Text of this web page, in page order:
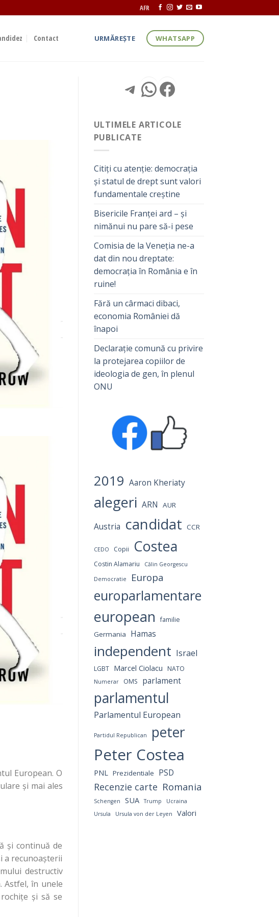
AFR
Contact URMĂREȘTE WHATSAPP
European. O
și mai ales
și continuă de
a recunoașterii
destructiv
Astfel, în unele
și să se
Telegram
WhatsApp
ULTIMELE ARTICOLE
PUBLICATE
Citiți cu atenție: democrația
și statul de drept sunt valori
fundamentale creștine
Bisericile Franței ard – și
nimănui nu pare să-i pese
Comisia de la Veneția ne-a
dat din nou dreptate:
democrația în România e în
ruine!
Fără un cârmaci dibaci,
economia României dă
înapoi
Declarație comună cu privire
la protejarea copiilor de
ideologia de gen, în plenul
ONU
2019 Aaron Kheriaty
alegeri ARN AUR
Austria candidat CCR
CEDO Copii Costea
Costin Alamariu Călin Georgescu
Democratie Europa
europarlamentare
european familie
Germania Hamas
independent Israel
LGBT Marcel Ciolacu NATO
Numerar OMS parlament
parlamentul
Parlamentul European
Partidul Republican peter
Peter Costea
PNL Prezidentiale PSD
Recenzie carte Romania
Schengen SUA Trump
Ucraina
Ursula
Ursula von der Leyen Valori